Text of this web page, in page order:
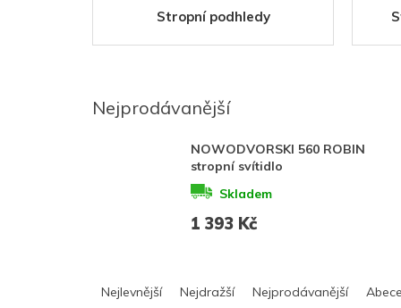
Stropní podhledy
Nejprodávanější
NOWODVORSKI 560 ROBIN
stropní svítidlo
Skladem
1 393 Kč
aNejlevnější Nejdražší Nejprodávanější